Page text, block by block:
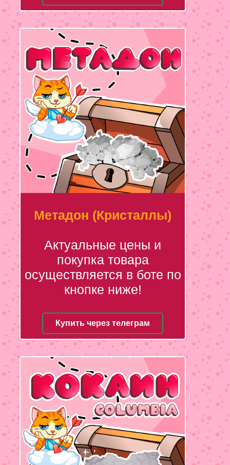
Метадон (Кристаллы)
Актуальные цены и
покупка товара
осуществляется в боте по
кнопке ниже!
Купить через телеграм